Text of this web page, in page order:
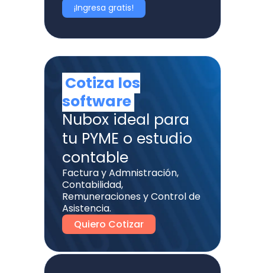
¡Ingresa gratis!
Cotiza los
software
Nubox ideal para
tu PYME o estudio
contable
Factura y Admnistración,
Contabilidad,
Remuneraciones y Control de
Asistencia.
Quiero Cotizar